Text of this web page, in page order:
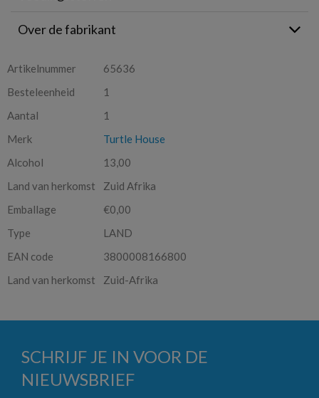
Over de fabrikant
Artikelnummer
65636
Besteleenheid
1
Aantal
1
Merk
Turtle House
Alcohol
13,00
Land van herkomst
Zuid Afrika
Emballage
€0,00
Type
LAND
EAN code
3800008166800
Land van herkomst
Zuid-Afrika
SCHRIJF JE IN VOOR DE
NIEUWSBRIEF